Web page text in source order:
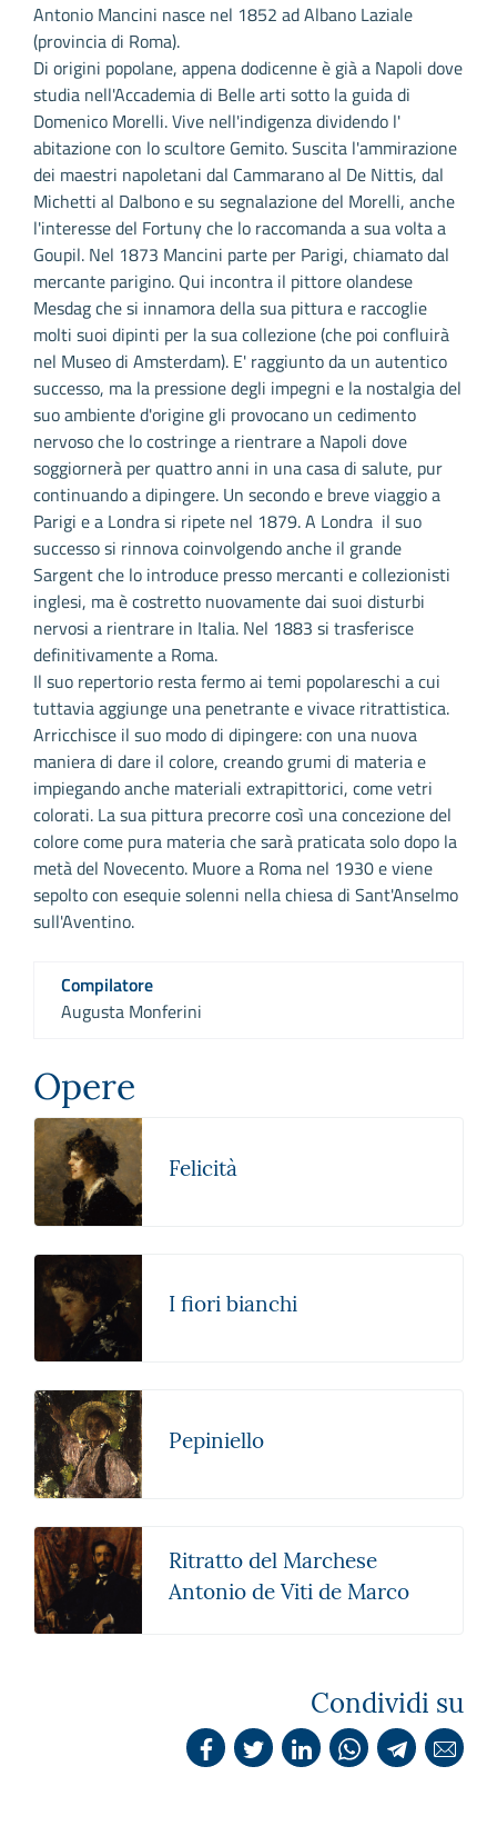
Antonio Mancini nasce nel 1852 ad Albano Laziale
(provincia di Roma).
Di origini popolane, appena dodicenne è già a Napoli dove
studia nell'Accademia di Belle arti sotto la guida di
Domenico Morelli. Vive nell'indigenza dividendo l'
abitazione con lo scultore Gemito. Suscita l'ammirazione
dei maestri napoletani dal Cammarano al De Nittis, dal
Michetti al Dalbono e su segnalazione del Morelli, anche
l'interesse del Fortuny che lo raccomanda a sua volta a
Goupil. Nel 1873 Mancini parte per Parigi, chiamato dal
mercante parigino. Qui incontra il pittore olandese
Mesdag che si innamora della sua pittura e raccoglie
molti suoi dipinti per la sua collezione (che poi confluirà
nel Museo di Amsterdam). E' raggiunto da un autentico
successo, ma la pressione degli impegni e la nostalgia del
suo ambiente d'origine gli provocano un cedimento
nervoso che lo costringe a rientrare a Napoli dove
soggiornerà per quattro anni in una casa di salute, pur
continuando a dipingere. Un secondo e breve viaggio a
Parigi e a Londra si ripete nel 1879. A Londra il suo
successo si rinnova coinvolgendo anche il grande
Sargent che lo introduce presso mercanti e collezionisti
inglesi, ma è costretto nuovamente dai suoi disturbi
nervosi a rientrare in Italia. Nel 1883 si trasferisce
definitivamente a Roma.
Il suo repertorio resta fermo ai temi popolareschi a cui
tuttavia aggiunge una penetrante e vivace ritrattistica.
Arricchisce il suo modo di dipingere: con una nuova
maniera di dare il colore, creando grumi di materia e
impiegando anche materiali extrapittorici, come vetri
colorati. La sua pittura precorre così una concezione del
colore come pura materia che sarà praticata solo dopo la
metà del Novecento. Muore a Roma nel 1930 e viene
sepolto con esequie solenni nella chiesa di Sant'Anselmo
sull'Aventino.
Compilatore
Augusta Monferini
Opere
Felicità
I fiori bianchi
Pepiniello
Ritratto del Marchese
Antonio de Viti de Marco
Condividi su